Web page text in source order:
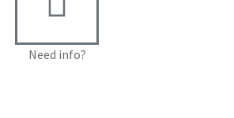
Need info?